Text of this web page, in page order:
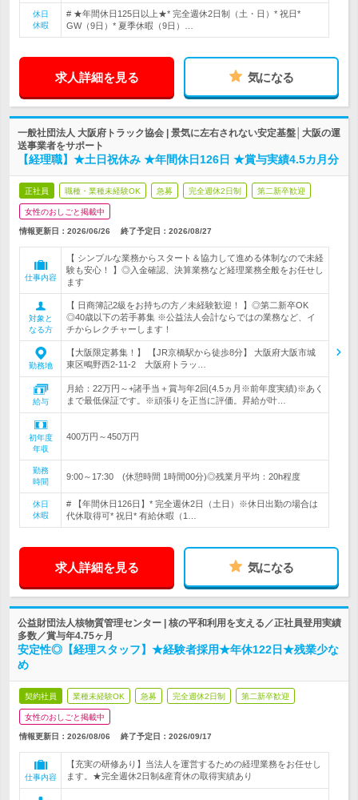
休日
休暇
# ★年間休日125日以上★* 完全週休2日制（土・日）* 祝日*
GW（9日）* 夏季休暇（9日）…
求人詳細を見る 気になる
一般社団法人 大阪府トラック協会 | 景気に左右されない安定基盤│大阪の運
送事業者をサポート
【経理職】★土日祝休み ★年間休日126日 ★賞与実績4.5カ月分
正社員 職種・業種未経験OK 急募 完全週休2日制 第二新卒歓迎
女性のおしごと掲載中
情報更新日：2026/06/26 終了予定日： 2026/08/27
仕事内容
【 シンプルな業務からスタート＆協力して進める体制なので未経
験も安心！ 】◎入金確認、決算業務など経理業務全般をお任せし
ます
対象と
なる方
【 日商簿記2級をお持ちの方／未経験歓迎！ 】◎第二新卒OK
◎40歳以下の若手募集 ※公益法人会計ならではの業務など、イ
チからレクチャーします！
勤務地
【大阪限定募集！】 【JR京橋駅から徒歩8分】 大阪府大阪市城
東区鴫野西2-11-2 大阪府トラッ…
給与
月給：22万円～+諸手当＋賞与年2回(4.5ヵ月※前年度実績)※あく
まで最低保証です。※頑張りを正当に評価。昇給が叶…
初年度
年収
400万円～450万円
勤務
時間
9:00～17:30 (休憩時間 1時間00分)◎残業月平均：20h程度
休日
休暇
# 【年間休日126日】* 完全週休2日（土日）※休日出勤の場合は
代休取得可* 祝日* 有給休暇（1…
求人詳細を見る 気になる
公益財団法人核物質管理センター | 核の平和利用を支える／正社員登用実績
多数／賞与年4.75ヶ月
安定性◎【経理スタッフ】★経験者採用★年休122日★残業少な
め
契約社員 業種未経験OK 急募 完全週休2日制 第二新卒歓迎
女性のおしごと掲載中
情報更新日：2026/08/06 終了予定日： 2026/09/17
仕事内容
【充実の研修あり】当法人を運営するための経理業務をお任せし
ます。★完全週休2日制&産育休の取得実績あり